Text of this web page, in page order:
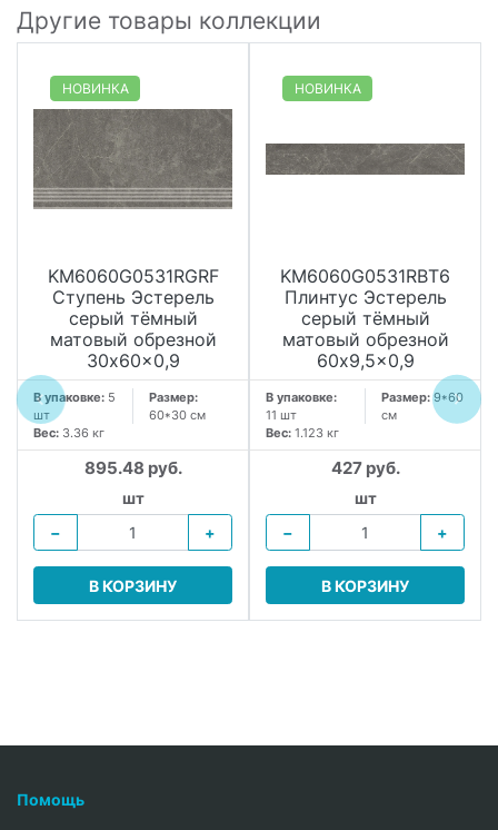
Другие товары коллекции
НОВИНКА
KM6060G0531RGRF
Ступень Эстерель
серый тёмный
матовый обрезной
30x60x0,9
В упаковке: 5
шт
Размер:
60*30 см
Вес: 3.36 кг
895.48 руб.
шт
−
+
В КОРЗИНУ
НОВИНКА
KM6060G0531RBT6
Плинтус Эстерель
серый тёмный
матовый обрезной
60x9,5x0,9
В упаковке:
11 шт
Размер:9*60
см
Вес: 1.123 кг
427 руб.
шт
−
+
В КОРЗИНУ
Помощь